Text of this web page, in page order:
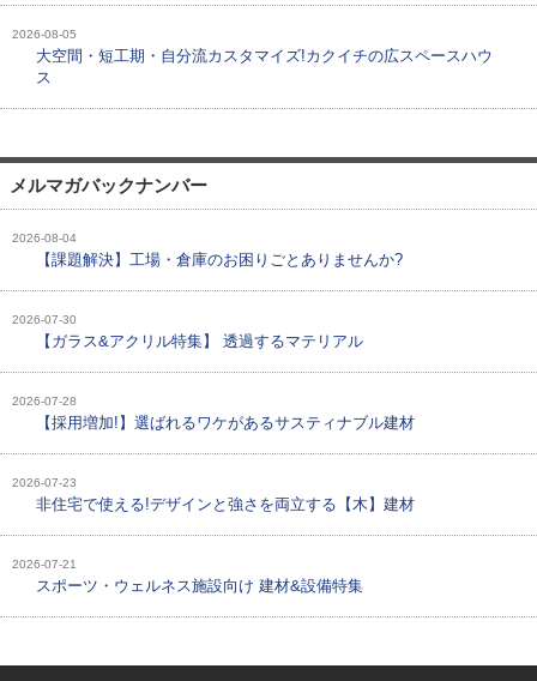
2026-08-05
大空間・短工期・自分流カスタマイズ!カクイチの広スペースハウ
ス
メルマガバックナンバー
2026-08-04
【課題解決】工場・倉庫のお困りごとありませんか?
2026-07-30
【ガラス&アクリル特集】 透過するマテリアル
2026-07-28
【採用増加!】選ばれるワケがあるサスティナブル建材
2026-07-23
非住宅で使える!デザインと強さを両立する【木】建材
2026-07-21
スポーツ・ウェルネス施設向け 建材&設備特集